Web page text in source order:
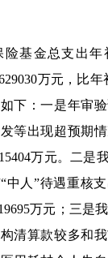
基金总支出年
万元，比年
下：一是年审验
等出现超预期
万元。二是
中人”待遇重核
万元；三是
清算款较多和